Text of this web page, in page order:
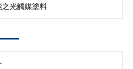
光觸媒塗料